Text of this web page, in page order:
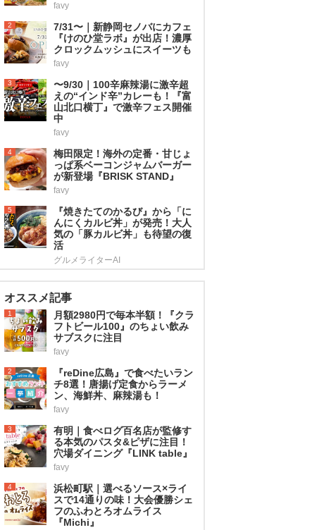
favy
2
7/31〜｜新静岡セノバにカフェ
『けのひ堂ラボ』が出店！濃厚
クロックムッシュにスイーツも
favy
3
〜9/30｜100辛麻辣湯に激辛超
えの“インド辛”カレーも！『富
山北口横丁』で激辛フェス開催
中
favy
4
梅田限定！海外の定番・甘じょ
っぱ系ベーコンジャムバーガー
が新登場『BRISK STAND』
favy
5
『焼きたてのかるび』から「に
んにくカルビ丼」が発売！大人
気の「豚カルビ丼」も待望の復
活
グルメライターAI
オススメ記事
1
月額2980円で毎本半額！『クラ
フトビール100』のちょい飲み
サブスクに注目
favy
2
『reDine広島』で食べたいラン
チ8選！唐揚げ定食からラーメ
ン、海鮮丼、麻辣湯も！
favy
3
有明｜食べログ百名店が監修す
る本気のパスタ&ピザに注目！
穴場ダイニング『LINK table』
favy
4
浜松町駅｜選べるソース×ライ
スで14通りの味！大会優勝シェ
フのふわとろオムライス
『Michi』